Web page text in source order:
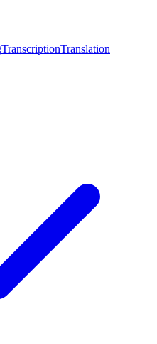
TranscriptionTranslation